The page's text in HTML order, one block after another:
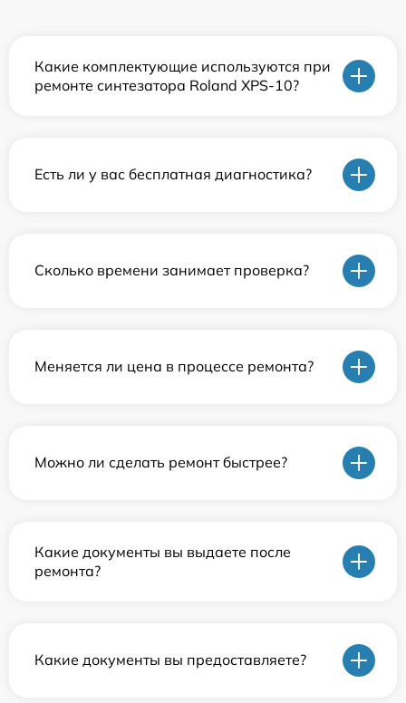
Какие комплектующие используются при
ремонте синтезатора Roland XPS-10?
Есть ли у вас бесплатная диагностика?
Сколько времени занимает проверка?
Меняется ли цена в процессе ремонта?
Можно ли сделать ремонт быстрее?
Какие документы вы выдаете после
ремонта?
Какие документы вы предоставляете?